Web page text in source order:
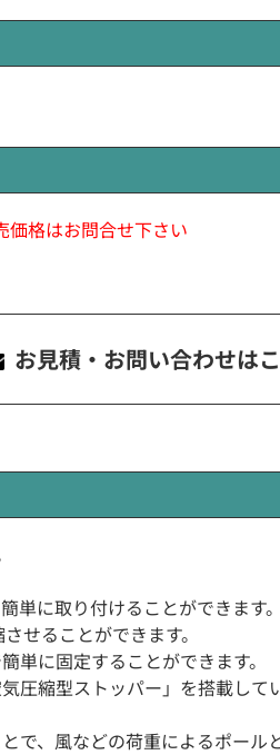
格はお問合せ下さい
お見積・お問い合わせは
に取り付けることができます。
せることができます。
単に固定することができます。
圧縮型ストッパー」を搭載し
、風などの荷重によるポール